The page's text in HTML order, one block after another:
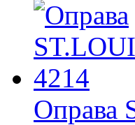
Оправа